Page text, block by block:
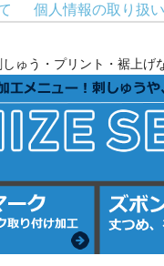
個人情報の取り扱
しゅう・プリント・裾上げ